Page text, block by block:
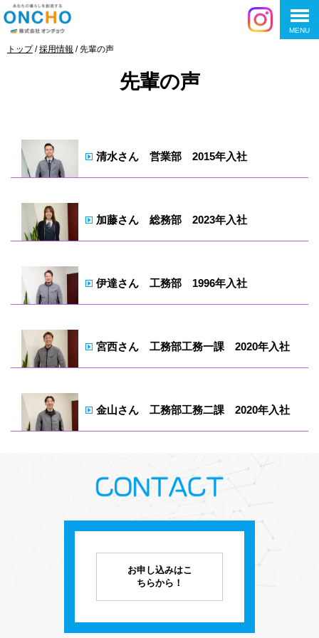
MENU
現
トップ/採用情報 /先輩の声
先輩の声
清水さん 営業部 2015年入社
加藤さん 総務部 2023年入社
伊達さん 工務部 1996年入社
宮西さん 工務部工務一課 2020年入社
金山さん 工務部工務二課 2020年入社
お申し込みはこ
ちらから！